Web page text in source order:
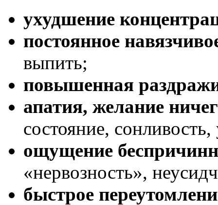
ухудшение
постоянное
выпить;
повышенная
апатия, желание
состояние,
ощущение
«нервозность»,
быстрое